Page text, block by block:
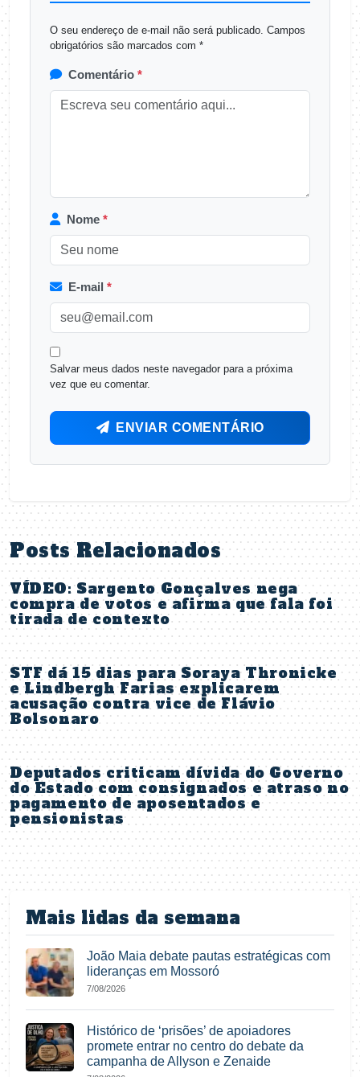
O seu endereço de e-mail não será publicado. Campos
obrigatórios são marcados com *
Comentário *
Nome *
E-mail *
Salvar meus dados neste navegador para a próxima
vez que eu comentar.
ENVIAR COMENTÁRIO
Posts Relacionados
VÍDEO: Sargento Gonçalves nega
compra de votos e afirma que fala foi
tirada de contexto
STF dá 15 dias para Soraya Thronicke
e Lindbergh Farias explicarem
acusação contra vice de Flávio
Bolsonaro
Deputados criticam dívida do Governo
do Estado com consignados e atraso no
pagamento de aposentados e
pensionistas
Mais lidas da semana
João Maia debate pautas estratégicas com
lideranças em Mossoró
7/08/2026
Histórico de ‘prisões’ de apoiadores
promete entrar no centro do debate da
campanha de Allyson e Zenaide